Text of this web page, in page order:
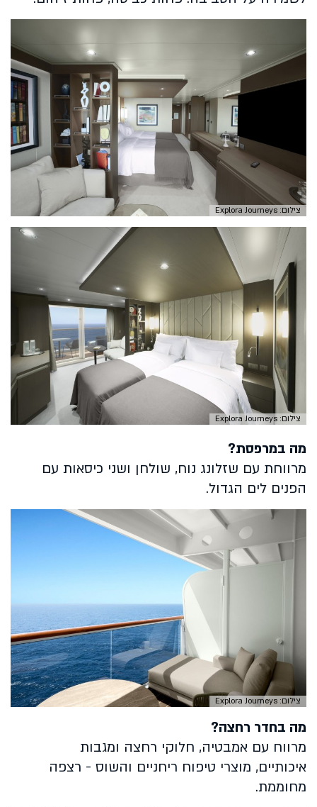
צילום: Explora Journeys
צילום: Explora Journeys
מה במרפסת?
מרווחת עם שזלונג נוח, שולחן ושני כיסאות עם
הפנים לים הגדול.
צילום: Explora Journeys
מה בחדר רחצה?
מרווח עם אמבטיה, חלוקי רחצה ומגבות
איכותיים, מוצרי טיפוח ריחניים והשוס - רצפה
מחוממת.